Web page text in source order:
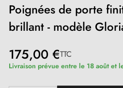
Poignées de porte
brillant - modèle
175,00 €TTC
Livraison prévue entre le 18 août et